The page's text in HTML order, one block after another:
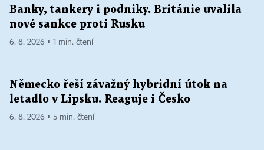
Banky, tankery i podniky. Británie uvalila
nové sankce proti Rusku
6. 8. 2026 ▪ 1 min. čtení
Německo řeší závažný hybridní útok na
letadlo v Lipsku. Reaguje i Česko
6. 8. 2026 ▪ 5 min. čtení